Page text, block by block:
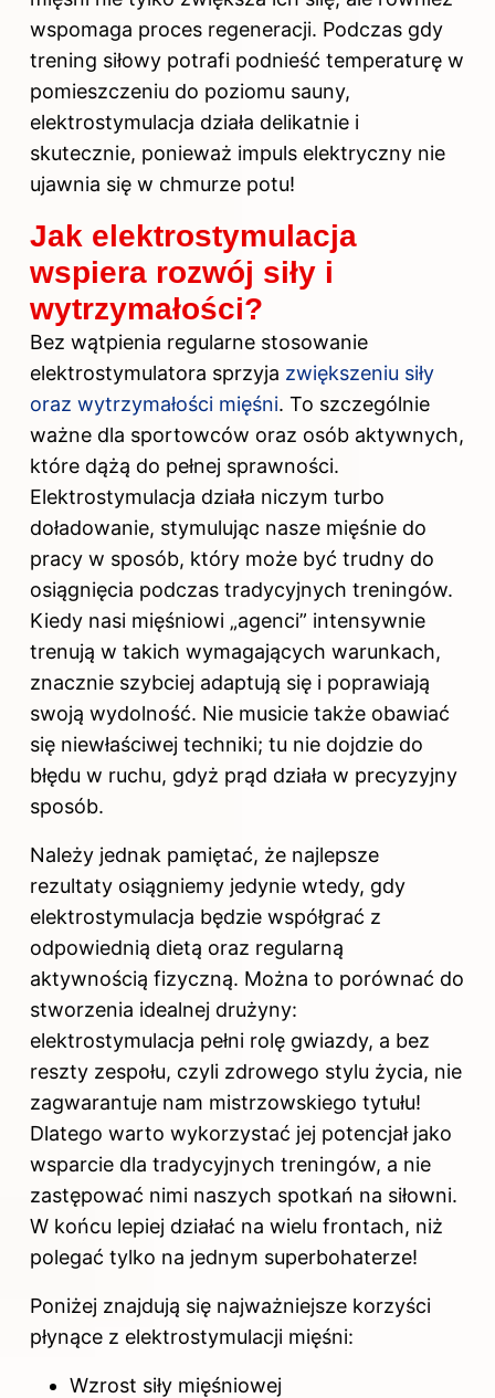
wspomaga proces regeneracji. Podczas gdy
trening siłowy potrafi podnieść temperaturę w
pomieszczeniu do poziomu sauny,
elektrostymulacja działa delikatnie i
skutecznie, ponieważ impuls elektryczny nie
ujawnia się w chmurze potu!
Jak elektrostymulacja
wspiera rozwój siły i
wytrzymałości?
Bez wątpienia regularne stosowanie
elektrostymulatora sprzyja zwiększeniu siły
oraz wytrzymałości mięśni. To szczególnie
ważne dla sportowców oraz osób aktywnych,
które dążą do pełnej sprawności.
Elektrostymulacja działa niczym turbo
doładowanie, stymulując nasze mięśnie do
pracy w sposób, który może być trudny do
osiągnięcia podczas tradycyjnych treningów.
Kiedy nasi mięśniowi „agenci” intensywnie
trenują w takich wymagających warunkach,
znacznie szybciej adaptują się i poprawiają
swoją wydolność. Nie musicie także obawiać
się niewłaściwej techniki; tu nie dojdzie do
błędu w ruchu, gdyż prąd działa w precyzyjny
sposób.
Należy jednak pamiętać, że najlepsze
rezultaty osiągniemy jedynie wtedy, gdy
elektrostymulacja będzie współgrać z
odpowiednią dietą oraz regularną
aktywnością fizyczną. Można to porównać do
stworzenia idealnej drużyny:
elektrostymulacja pełni rolę gwiazdy, a bez
reszty zespołu, czyli zdrowego stylu życia, nie
zagwarantuje nam mistrzowskiego tytułu!
Dlatego warto wykorzystać jej potencjał jako
wsparcie dla tradycyjnych treningów, a nie
zastępować nimi naszych spotkań na siłowni.
W końcu lepiej działać na wielu frontach, niż
polegać tylko na jednym superbohaterze!
Poniżej znajdują się najważniejsze korzyści
płynące z elektrostymulacji mięśni:
Wzrost siły mięśniowej